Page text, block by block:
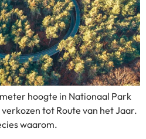
hoogte in Nationaal Park
tot Route van het Jaar.
waarom.